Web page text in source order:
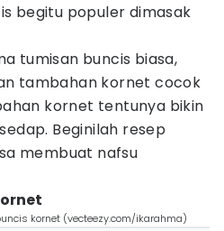
begitu populer dimasak
tumisan buncis biasa,
tambahan kornet cocok
kornet tentunya bikin
Beginilah resep
membuat nafsu
kornet (vecteezy.com/ikarahma)